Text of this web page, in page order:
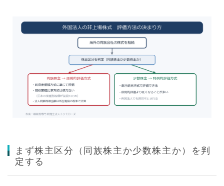
まず株主区分（同族株主か少数株主か）を判
定する